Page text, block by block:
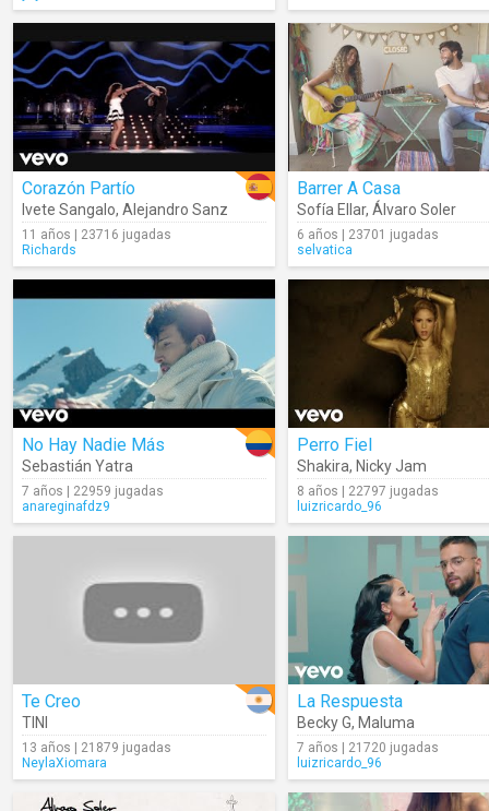
Corazón Partío
Ivete Sangalo, Alejandro Sanz
11 años | 23716 jugadas
Richards
Barrer A Casa
Sofía Ellar, Álvaro Soler
6 años | 23701 jugadas
selvatica
No Hay Nadie Más
Sebastián Yatra
7 años | 22959 jugadas
anareginafdz9
Perro Fiel
Shakira, Nicky Jam
8 años | 22797 jugadas
luizricardo_96
Te Creo
TINI
13 años | 21879 jugadas
NeylaXiomara
La Respuesta
Becky G, Maluma
7 años | 21720 jugadas
luizricardo_96